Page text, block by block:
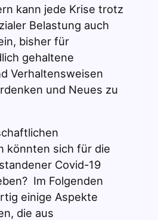
kann jede Krise trotz
Belastung auch
bisher für
gehaltene
Verhaltensweisen
und Neues zu
könnten sich für die
Covid-19
Im Folgenden
einige Aspekte
die aus